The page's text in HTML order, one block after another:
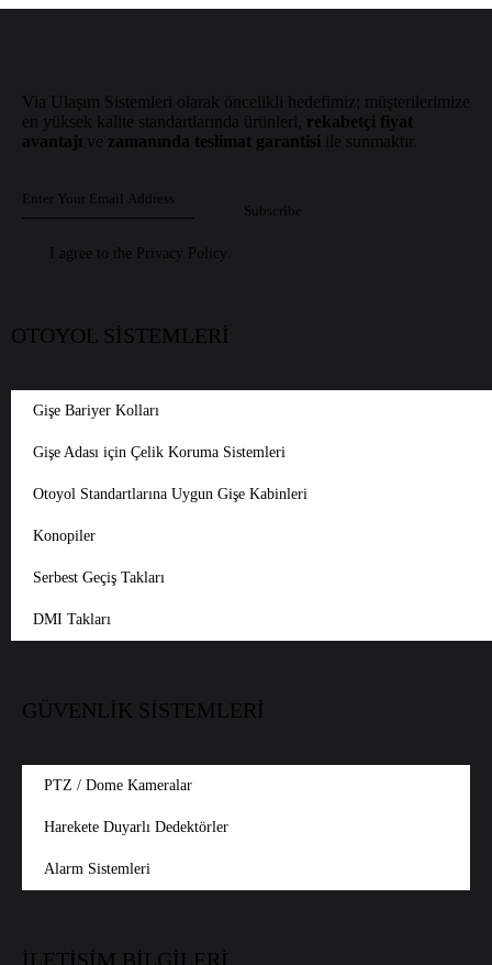
Via Ulaşım Sistemleri olarak öncelikli hedefimiz; müşterilerimize
en yüksek kalite standartlarında ürünleri, rekabetçi fiyat
avantajı ve zamanında teslimat garantisi ile sunmaktır.
Subscribe
I agree to the Privacy Policy .
OTOYOL SİSTEMLERİ
Gişe Bariyer Kolları
Gişe Adası için Çelik Koruma Sistemleri
Otoyol Standartlarına Uygun Gişe Kabinleri
Konopiler
Serbest Geçiş Takları
DMI Takları
GÜVENLİK SİSTEMLERİ
PTZ / Dome Kameralar
Harekete Duyarlı Dedektörler
Alarm Sistemleri
İLETİŞİM BİLGİLERİ